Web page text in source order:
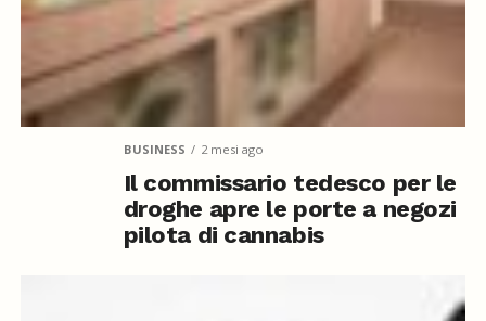
BUSINESS 2 mesi ago
Il commissario tedesco per le
droghe apre le porte a negozi
pilota di cannabis